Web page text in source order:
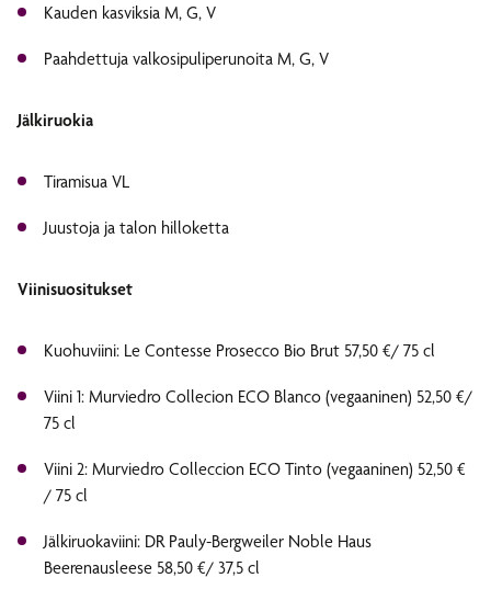
Kauden kasviksia M, G, V
Paahdettuja valkosipuliperunoita M, G, V
Jälkiruokia
Tiramisua VL
Juustoja ja talon hilloketta
Viinisuositukset
Kuohuviini: Le Contesse Prosecco Bio Brut 57,50 €/ 75 cl
Viini 1: Murviedro Collecion ECO Blanco (vegaaninen) 52,50 €/
75 cl
Viini 2: Murviedro Colleccion ECO Tinto (vegaaninen) 52,50 €
/ 75 cl
Jälkiruokaviini: DR Pauly-Bergweiler Noble Haus
Beerenausleese 58,50 €/ 37,5 cl